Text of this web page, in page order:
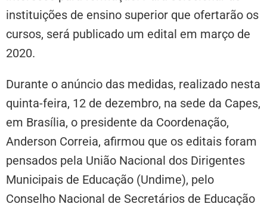
instituições de ensino superior que ofertarão os
cursos, será publicado um edital em março de
2020.
Durante o anúncio das medidas, realizado nesta
quinta-feira, 12 de dezembro, na sede da Capes,
em Brasília, o presidente da Coordenação,
Anderson Correia, afirmou que os editais foram
pensados pela União Nacional dos Dirigentes
Municipais de Educação (Undime), pelo
Conselho Nacional de Secretários de Educação